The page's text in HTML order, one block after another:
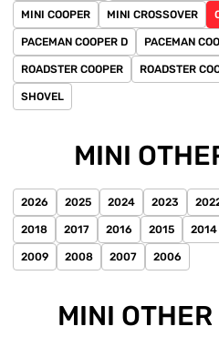
MINI COOPER MINI CROSSOVER
PACEMAN COOPER D PACEMAN
ROADSTER COOPER ROADSTER
SHOVEL
MINI
2026 2025 2024 2023
2018 2017 2016 2015 2014
2009 2008 2007 2006
MINI